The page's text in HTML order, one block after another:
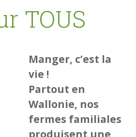
TOUS
Manger, c’est la
vie !
Partout en
Wallonie, nos
fermes familiales
produisent une